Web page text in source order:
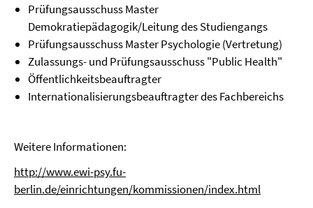
Prüfungsausschuss Master
Demokratiepädagogik/Leitung des Studiengangs
Prüfungsausschuss Master Psychologie (Vertretung)
Zulassungs- und Prüfungsausschuss "Public Health"
Öffentlichkeitsbeauftragter
Internationalisierungsbeauftragter des Fachbereichs
Weitere Informationen:
http://www.ewi-psy.fu-
berlin.de/einrichtungen/kommissionen/index.html